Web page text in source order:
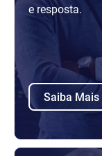
e resposta.
Saiba Mais